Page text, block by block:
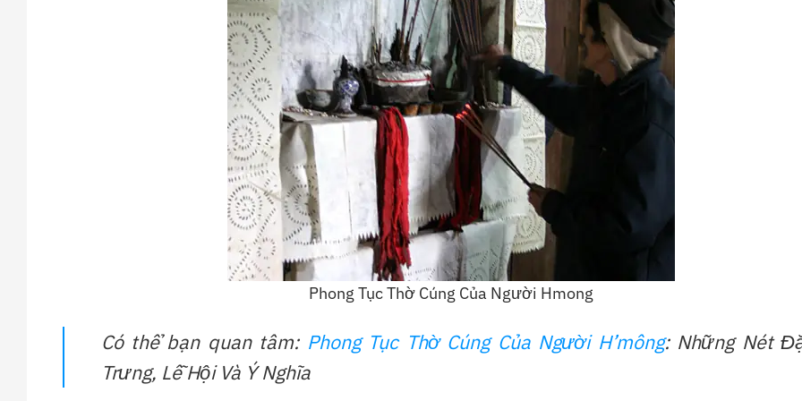
Phong Tục Thờ Cúng Của Người Hmong
Có thể bạn quan tâm: Phong Tục Thờ Cúng Của Người H’mông: Những Nét
Trưng, Lễ Hội Và Ý Nghĩa